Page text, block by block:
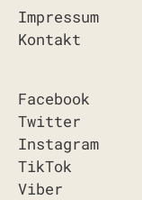
Impressum
Kontakt
Facebook
Twitter
Instagram
TikTok
Viber